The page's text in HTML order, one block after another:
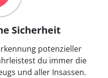
Sicherheit
potenzieller
du immer die
und aller Insassen.